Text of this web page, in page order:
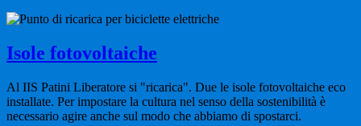
Isole fotovoltaiche
Al IIS Patini Liberatore si "ricarica". Due le isole fotovoltaiche eco
installate. Per impostare la cultura nel senso della sostenibilità è
necessario agire anche sul modo che abbiamo di spostarci.